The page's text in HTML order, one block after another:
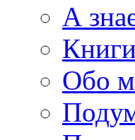
А
Книги
Обо